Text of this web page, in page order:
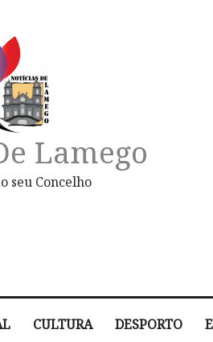
Lamego
seu Concelho
CULTURA DESPORTO